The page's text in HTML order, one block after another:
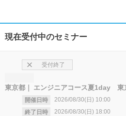
現在受付中のセミナー
東京都 エンジニアコース夏1day
開催日時 2026/08/30(日) 10:00
終了日時
2026/08/30(日) 18:00
受付終了